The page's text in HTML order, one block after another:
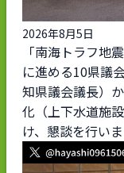
2026年8月5日
「南海トラフ地
に進める10県議
知県議会議長）
化（上下水道施
け、懇談を行い